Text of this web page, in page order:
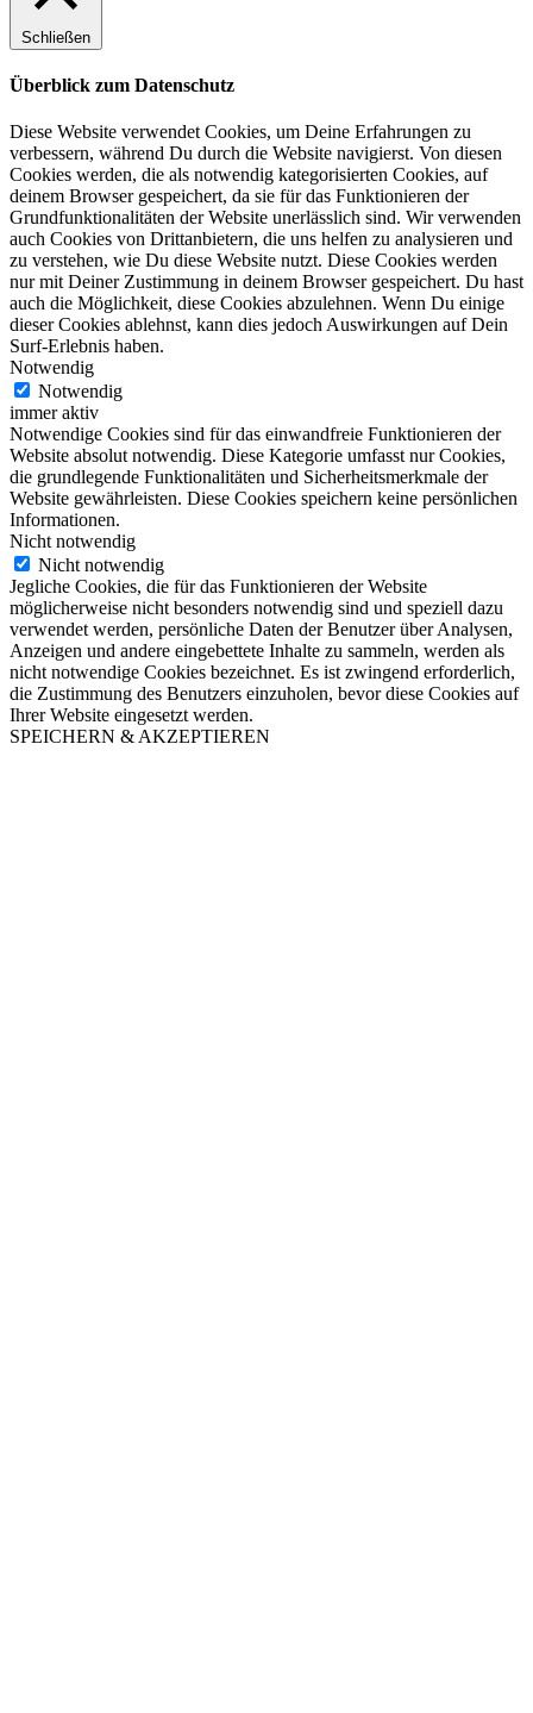
Schließen
Überblick zum Datenschutz
Diese Website verwendet Cookies, um Deine Erfahrungen zu
verbessern, während Du durch die Website navigierst. Von diesen
Cookies werden, die als notwendig kategorisierten Cookies, auf
deinem Browser gespeichert, da sie für das Funktionieren der
Grundfunktionalitäten der Website unerlässlich sind. Wir verwenden
auch Cookies von Drittanbietern, die uns helfen zu analysieren und
zu verstehen, wie Du diese Website nutzt. Diese Cookies werden
nur mit Deiner Zustimmung in deinem Browser gespeichert. Du hast
auch die Möglichkeit, diese Cookies abzulehnen. Wenn Du einige
dieser Cookies ablehnst, kann dies jedoch Auswirkungen auf Dein
Surf-Erlebnis haben.
Notwendig
Notwendig
immer aktiv
Notwendige Cookies sind für das einwandfreie Funktionieren der
Website absolut notwendig. Diese Kategorie umfasst nur Cookies,
die grundlegende Funktionalitäten und Sicherheitsmerkmale der
Website gewährleisten. Diese Cookies speichern keine persönlichen
Informationen.
Nicht notwendig
Nicht notwendig
Jegliche Cookies, die für das Funktionieren der Website
möglicherweise nicht besonders notwendig sind und speziell dazu
verwendet werden, persönliche Daten der Benutzer über Analysen,
Anzeigen und andere eingebettete Inhalte zu sammeln, werden als
nicht notwendige Cookies bezeichnet. Es ist zwingend erforderlich,
die Zustimmung des Benutzers einzuholen, bevor diese Cookies auf
Ihrer Website eingesetzt werden.
SPEICHERN & AKZEPTIEREN